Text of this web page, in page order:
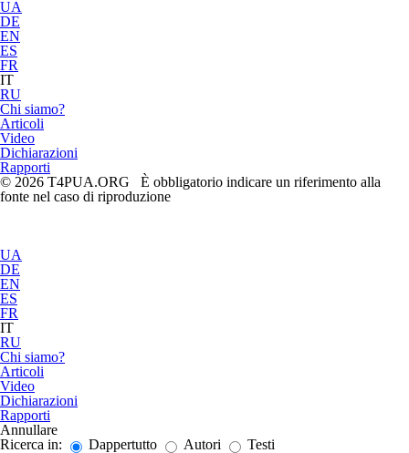
UA
DE
EN
ES
FR
IT
RU
Chi siamo?
Articoli
Video
Dichiarazioni
Rapporti
© 2026 T4PUA.ORG È obbligatorio indicare un riferimento alla
fonte nel caso di riproduzione
UA
DE
EN
ES
FR
IT
RU
Chi siamo?
Articoli
Video
Dichiarazioni
Rapporti
Annullare
Ricerca in:
Dappertutto Autori Testi